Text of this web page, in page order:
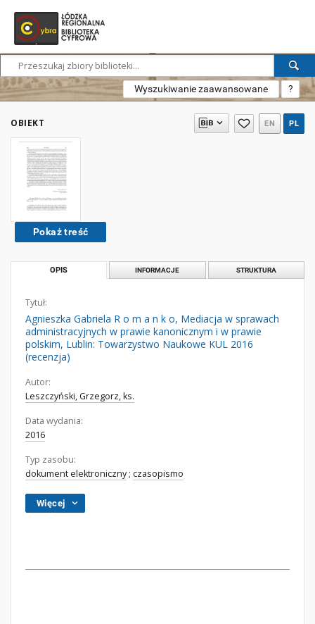
Wyszukiwanie zaawansowane ?
OBIEKT EN PL
Pokaż treść
OPIS INFORMACJE STRUKTURA
Tytuł:
Agnieszka Gabriela R o m a n k o, Mediacja w sprawach
administracyjnych w prawie kanonicznym i w prawie
polskim, Lublin: Towarzystwo Naukowe KUL 2016
(recenzja)
Autor:
Leszczyński, Grzegorz, ks.
Data wydania:
2016
Typ zasobu:
dokument elektroniczny; czasopismo
Więcej